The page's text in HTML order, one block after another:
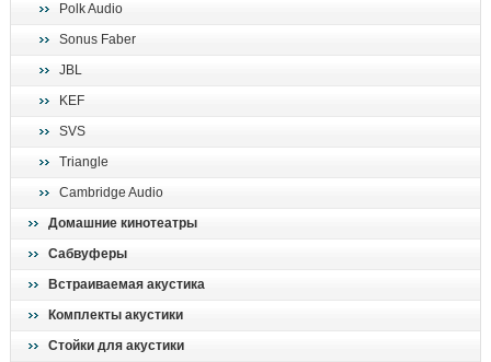
Polk Audio
Sonus Faber
JBL
KEF
SVS
Triangle
Cambridge Audio
Домашние кинотеатры
Сабвуферы
Встраиваемая акустика
Комплекты акустики
Стойки для акустики